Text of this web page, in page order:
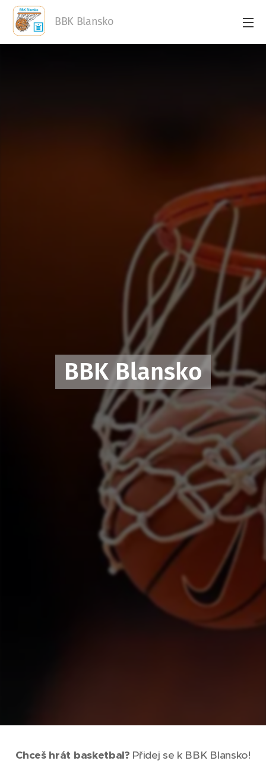
BBK Blansko
BBK Blansko
Chceš hrát basketbal? Přidej se k BBK Blansko!